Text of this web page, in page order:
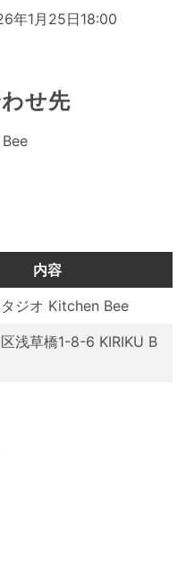
年1月25日18:00
せ先
内容
ジオ Kitchen Bee
浅草橋1-8-6 KIRIKU B